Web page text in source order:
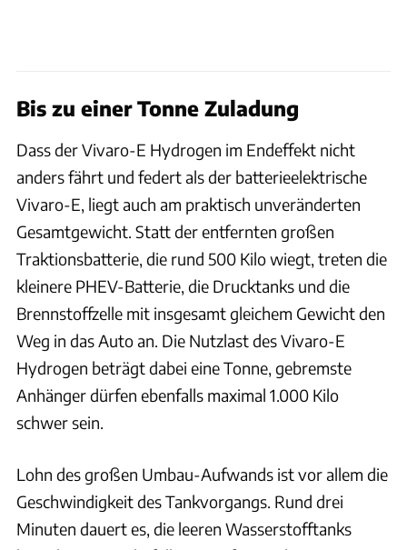
Bis zu einer Tonne Zuladung
Dass der Vivaro-E Hydrogen im Endeffekt nicht
anders fährt und federt als der batterieelektrische
Vivaro-E, liegt auch am praktisch unveränderten
Gesamtgewicht. Statt der entfernten großen
Traktionsbatterie, die rund 500 Kilo wiegt, treten die
kleinere PHEV-Batterie, die Drucktanks und die
Brennstoffzelle mit insgesamt gleichem Gewicht den
Weg in das Auto an. Die Nutzlast des Vivaro-E
Hydrogen beträgt dabei eine Tonne, gebremste
Anhänger dürfen ebenfalls maximal 1.000 Kilo
schwer sein.
Lohn des großen Umbau-Aufwands ist vor allem die
Geschwindigkeit des Tankvorgangs. Rund drei
Minuten dauert es, die leeren Wasserstofftanks